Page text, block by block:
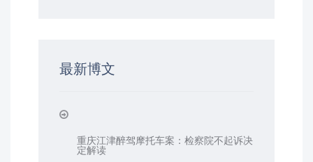
最新博文
重庆江津醉驾摩托车案：检察院不起诉决
定解读